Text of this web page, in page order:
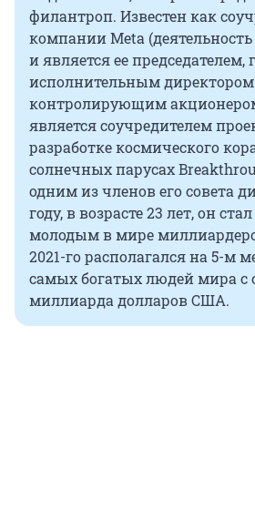
филантроп. Известен как
компании Meta
и является ее
исполнительным
контролирующим
является соучредителем
разработке космического
солнечных парусах
одним из членов его совета
году, в возрасте 23 лет, он
молодым в мире
2021-го располагался на 5-м
самых богатых людей мира с
миллиарда долларов США.